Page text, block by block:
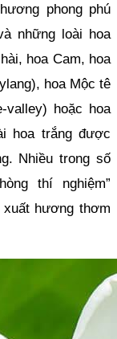
phong phú
những loài hoa
hoa Cam, hoa
hoa Mộc tê
valley) hoặc hoa
hoa trắng được
Nhiều trong số
thí nghiệm”
hương thơm